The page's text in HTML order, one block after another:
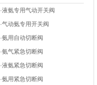
·液氨专用气动开关阀
·气动氨专用开关阀
·氨用自动切断阀
·氨气紧急切断阀
·液氨紧急切断阀
·氨用紧急切断阀